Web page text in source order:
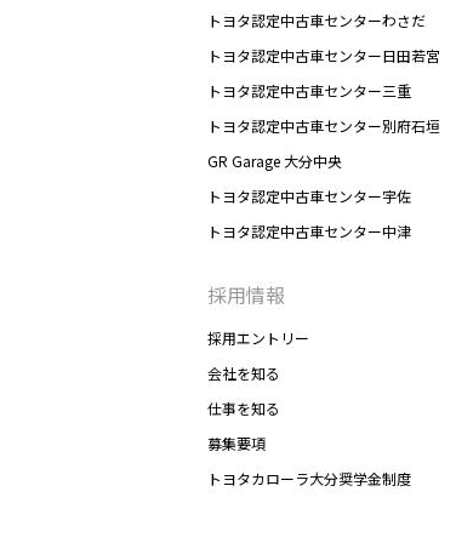
トヨタ認定中古車センターわさだ
トヨタ認定中古車センター日田若宮
トヨタ認定中古車センター三重
トヨタ認定中古車センター別府石垣
GR Garage 大分中央
トヨタ認定中古車センター宇佐
トヨタ認定中古車センター中津
採用情報
採用エントリー
会社を知る
仕事を知る
募集要項
トヨタカローラ大分奨学金制度